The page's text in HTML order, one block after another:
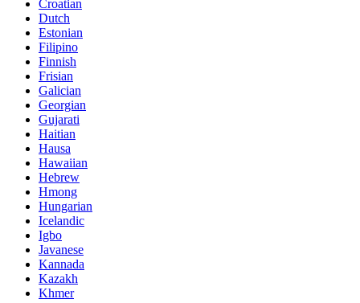
Croatian
Dutch
Estonian
Filipino
Finnish
Frisian
Galician
Georgian
Gujarati
Haitian
Hausa
Hawaiian
Hebrew
Hmong
Hungarian
Icelandic
Igbo
Javanese
Kannada
Kazakh
Khmer